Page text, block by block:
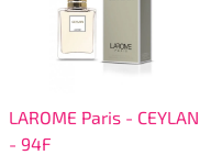
LAROME Paris - CEYLAN
- 94F